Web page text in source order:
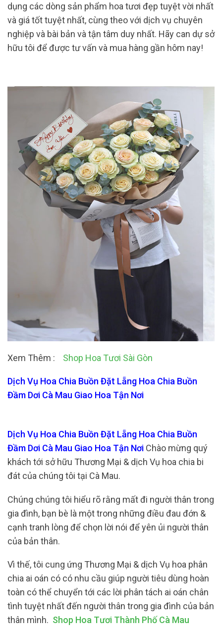
dụng các dòng sản phẩm hoa tươi đẹp tuyệt vời nhất
và giá tốt tuyệt nhất, cùng theo với dịch vụ chuyên
nghiệp và bài bản và tận tâm duy nhất. Hãy can dự sở
hữu tôi để được tư vấn và mua hàng gần hôm nay!
Xem Thêm : Shop Hoa Tươi Sài Gòn
Dịch Vụ Hoa Chia Buồn Đặt Lẵng Hoa Chia Buồn
Đầm Dơi Cà Mau Giao Hoa Tận Nơi
Dịch Vụ Hoa Chia Buồn Đặt Lẵng Hoa Chia Buồn
Đầm Dơi Cà Mau Giao Hoa Tận Nơi Chào mừng quý
khách tới sở hữu Thương Mại & dịch Vụ hoa chia bi
đát của chúng tôi tại Cà Mau.
Chúng chúng tôi hiểu rõ rằng mất đi người thân trong
gia đình, bạn bè là một trong những điều đau đớn &
cạnh tranh lòng để chọn lời nói để yên ủi người thân
của bản thân.
Vì thế, tôi cung ứng Thương Mại & dịch Vụ hoa phân
chia ai oán có có nhu cầu giúp người tiêu dùng hoàn
toàn có thể chuyển tới các lời phân tách ai oán chân
tình tuyệt nhất đến người thân trong gia đình của bản
thân mình. Shop Hoa Tươi Thành Phố Cà Mau